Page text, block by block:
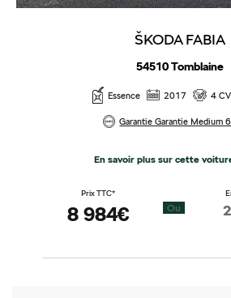
ŠKODA FABIA
54510 Tomblaine
Essence 2017 4
Garantie Garantie Medium
En savoir plus sur cette
Prix TTC*
8 984€ Ou